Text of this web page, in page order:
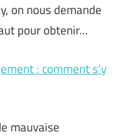
on nous demande
pour obtenir…
: comment s’y
mauvaise